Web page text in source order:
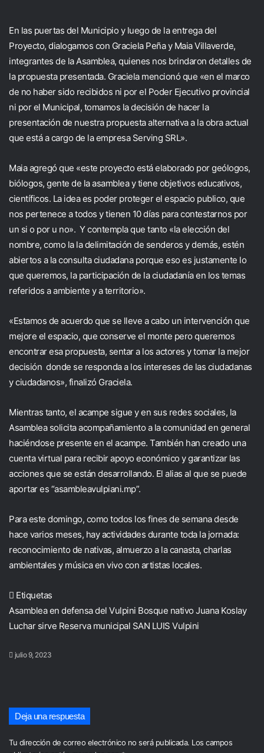
En las puertas del Municipio y luego de la entrega del
Proyecto, dialogamos con Graciela Peña y Maia Villaverde,
integrantes de la Asamblea, quienes nos brindaron detalles de
la propuesta presentada. Graciela mencionó que «en el marco
de no haber sido recibidos ni por el Poder Ejecutivo provincial
ni por el Municipal, tomamos la decisión de hacer la
presentación de nuestra propuesta alternativa a la obra actual
que está a cargo de la empresa Serving SRL».
Maia agregó que «este proyecto está elaborado por geólogos,
biólogos, gente de la asamblea y tiene objetivos educativos,
científicos. La idea es poder proteger el espacio publico, que
nos pertenece a todos y tienen 10 días para contestarnos por
un si o por u no». Y contempla que tanto «la elección del
nombre, como la la delimitación de senderos y demás, estén
abiertos a la consulta ciudadana porque eso es justamente lo
que queremos, la participación de la ciudadanía en los temas
referidos a ambiente y a territorio».
«Estamos de acuerdo que se lleve a cabo un intervención que
mejore el espacio, que conserve el monte pero queremos
encontrar esa propuesta, sentar a los actores y tomar la mejor
decisión donde se responda a los intereses de las ciudadanas
y ciudadanos», finalizó Graciela.
Mientras tanto, el acampe sigue y en sus redes sociales, la
Asamblea solicita acompañamiento a la comunidad en general
haciéndose presente en el acampe. También han creado una
cuenta virtual para recibir apoyo económico y garantizar las
acciones que se están desarrollando. El alias al que se puede
aportar es “asambleavulpiani.mp”.
Para este domingo, como todos los fines de semana desde
hace varios meses, hay actividades durante toda la jornada:
reconocimiento de nativas, almuerzo a la canasta, charlas
ambientales y música en vivo con artistas locales.
Etiquetas
Asamblea en defensa del Vulpini Bosque nativo Juana Koslay
Luchar sirve Reserva municipal SAN LUIS Vulpini
julio 9, 2023
Deja una respuesta
Tu dirección de correo electrónico no será publicada. Los campos